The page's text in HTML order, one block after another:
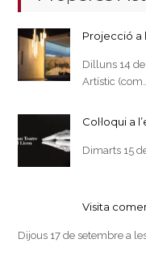
Projecció a
Dilluns 14
Artístic
Col·loqui a
Dimarts 15
Visita
Dijous 17 de setembre a